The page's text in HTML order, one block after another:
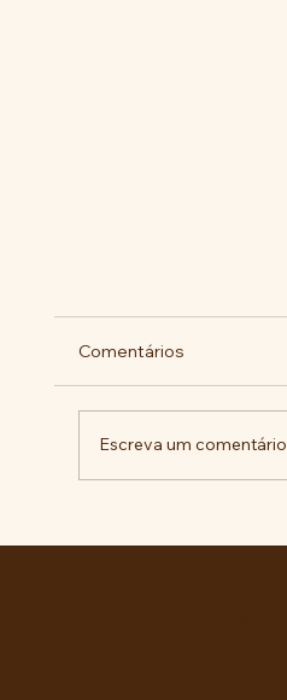
Comentários
Escreva um comentário